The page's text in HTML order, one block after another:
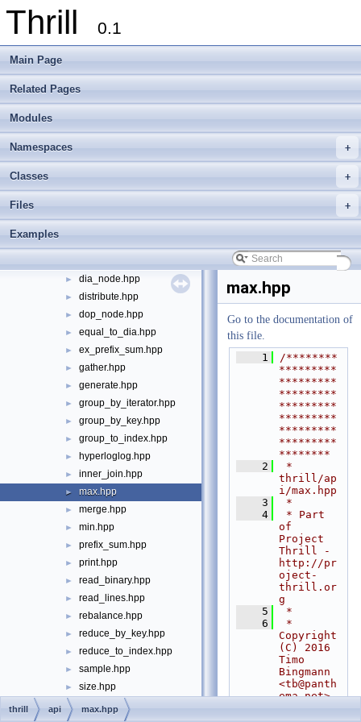
Thrill 0.1
Main Page
Related Pages
Modules
+
Namespaces
+
Classes
+
Files
Examples
thrill
► action_node.hpp
► bernoulli_sample.hpp
►
► context.cpp
► dia_node.hpp
► distribute.hpp
► dop_node.hpp
► equal_to_dia.hpp
► ex_prefix_sum.hpp
► gather.hpp
► generate.hpp
► group_by_iterator.hpp
► group_by_key.hpp
► group_to_index.hpp
► hyperloglog.hpp
► inner_join.hpp
► max.hpp
► merge.hpp
► min.hpp
► prefix_sum.hpp
► print.hpp
► read_binary.hpp
► read_lines.hpp
► rebalance.hpp
► reduce_by_key.hpp
► reduce_to_index.hpp
► sample.hpp
► size.hpp
► sort.hpp
max.hpp
Go to the documentation of
this file.
    1
/********
*********
*********
*********
*********
*********
*********
*********
********
    2
*
thrill/ap
i/max.hpp
    3
*
    4
* Part
of
Project
Thrill -
http://pr
oject-
thrill.or
g
    5
*
    6
*
Copyright
(C) 2016
Timo
Bingmann
<tb@panth
ema.net>
thrill api max.hpp